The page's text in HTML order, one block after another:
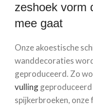
zeshoek vorm
mee gaat
Onze akoestische
wanddecoraties
geproduceerd. Zo
vulling
spijkerbroeken, onze